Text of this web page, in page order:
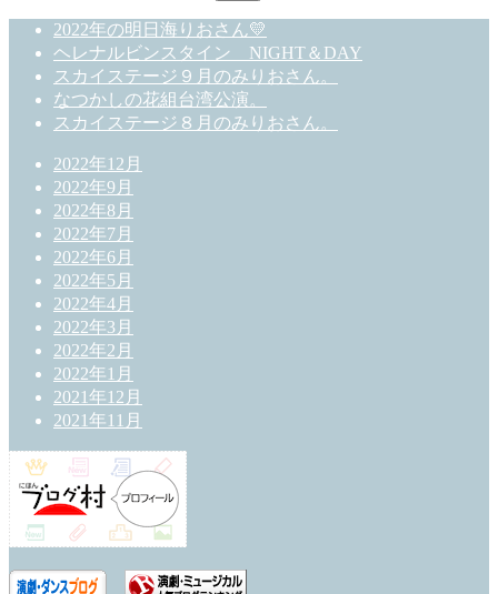
2022年の明日海りおさん💛
ヘレナルビンスタイン NIGHT＆DAY
スカイステージ９月のみりおさん。
なつかしの花組台湾公演。
スカイステージ８月のみりおさん。
2022年12月
2022年9月
2022年8月
2022年7月
2022年6月
2022年5月
2022年4月
2022年3月
2022年2月
2022年1月
2021年12月
2021年11月